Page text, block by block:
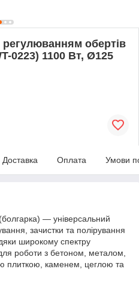
обертів
0223) 1100 Вт, Ø125
Доставка Оплата Умови
— універсальний
зачистки та полірування
широкому спектру
роботи з бетоном, металом,
плиткою, каменем, цеглою та